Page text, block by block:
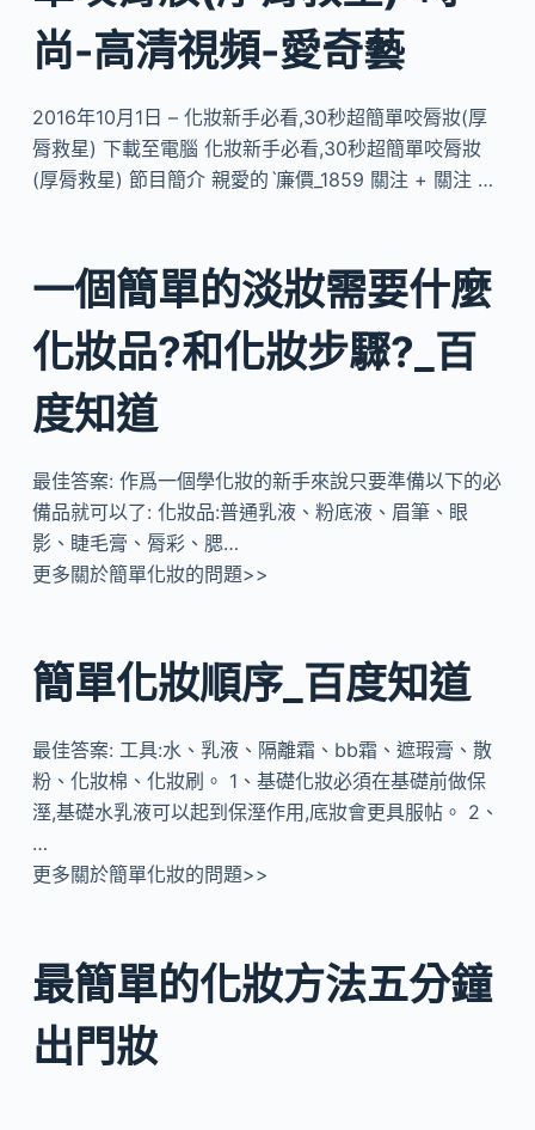
尚-高清視頻-愛奇藝
2016年10月1日 – 化妝新手必看,30秒超簡單咬脣妝(厚
脣救星) 下載至電腦 化妝新手必看,30秒超簡單咬脣妝
(厚脣救星) 節目簡介 親愛的ˋ廉價_1859 關注 + 關注 …
一個簡單的淡妝需要什麼
化妝品?和化妝步驟?_百
度知道
最佳答案: 作爲一個學化妝的新手來說只要準備以下的必
備品就可以了: 化妝品:普通乳液、粉底液、眉筆、眼
影、睫毛膏、脣彩、腮…
更多關於簡單化妝的問題>>
簡單化妝順序_百度知道
最佳答案: 工具:水、乳液、隔離霜、bb霜、遮瑕膏、散
粉、化妝棉、化妝刷。 1、基礎化妝必須在基礎前做保
溼,基礎水乳液可以起到保溼作用,底妝會更具服帖。 2、
…
更多關於簡單化妝的問題>>
最簡單的化妝方法五分鐘
出門妝